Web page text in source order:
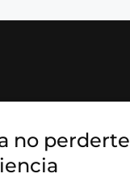
no perderte